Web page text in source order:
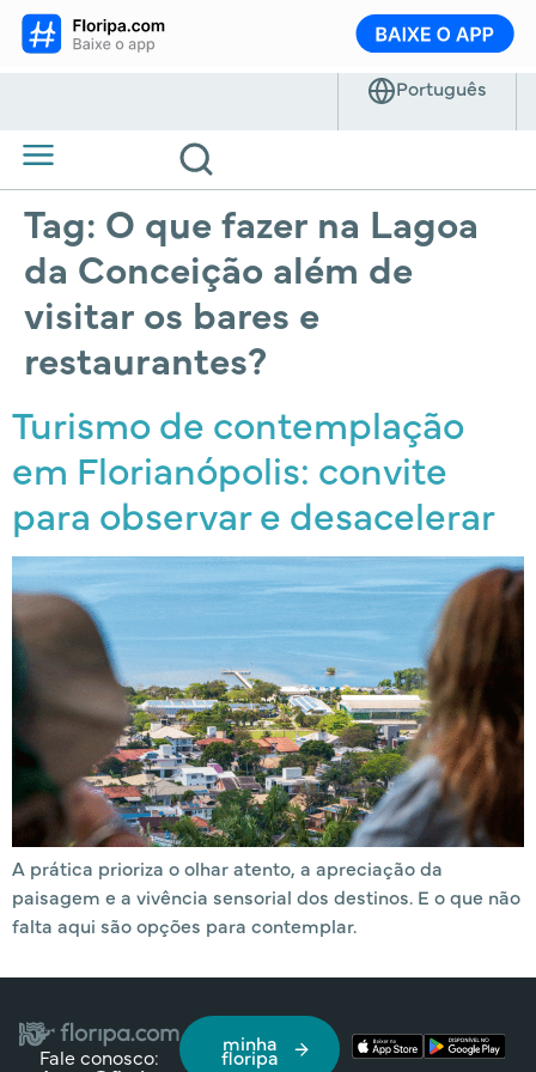
Tag: O que fazer na Lagoa
da Conceição além de
visitar os bares e
restaurantes?
Turismo de contemplação
em Florianópolis: convite
para observar e desacelerar
A prática prioriza o olhar atento, a apreciação da
paisagem e a vivência sensorial dos destinos. E o que não
falta aqui são opções para contemplar.
Fale conosco:
minha
floripa